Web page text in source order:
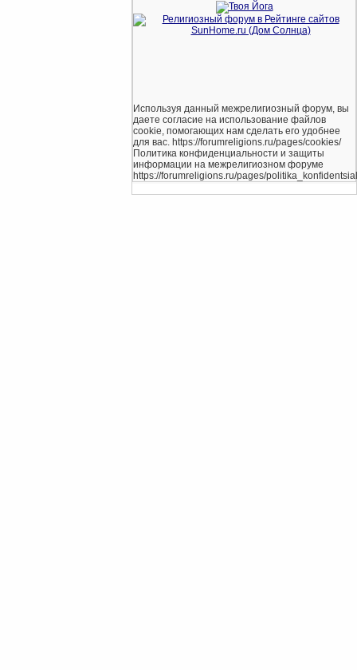
Используя данный межрелигиозный форум, вы
даете согласие на использование файлов
cookie, помогающих нам сделать его удобнее
для вас. https://forumreligions.ru/pages/cookies/
Политика конфиденциальности и защиты
информации на межрелигиозном форуме
https://forumreligions.ru/pages/